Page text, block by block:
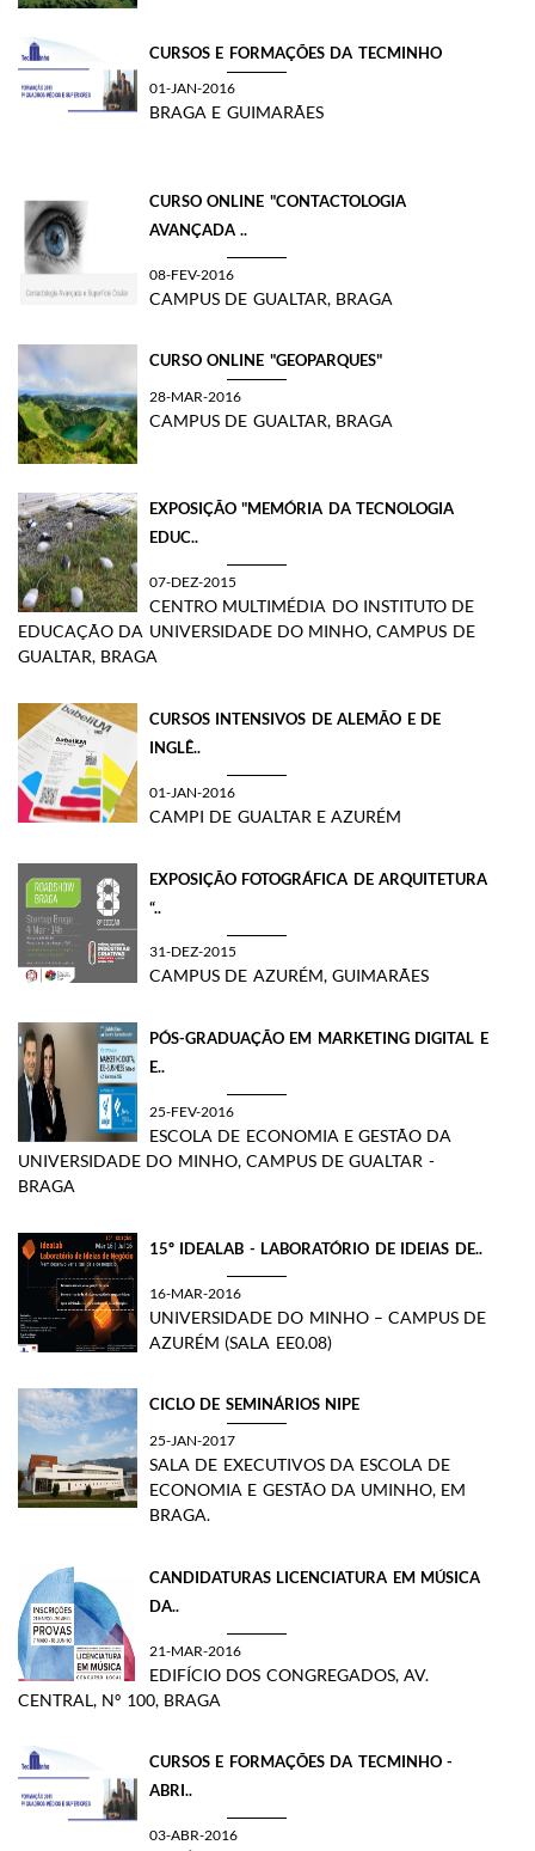
CURSOS E FORMAÇÕES DA TECMINHO
01-JAN-2016
BRAGA E GUIMARÃES
CURSO ONLINE "CONTACTOLOGIA
AVANÇADA ..
08-FEV-2016
CAMPUS DE GUALTAR, BRAGA
CURSO ONLINE "GEOPARQUES"
28-MAR-2016
CAMPUS DE GUALTAR, BRAGA
​EXPOSIÇÃO "MEMÓRIA DA TECNOLOGIA
EDUC..
07-DEZ-2015
CENTRO MULTIMÉDIA DO INSTITUTO DE
EDUCAÇÃO DA UNIVERSIDADE DO MINHO, CAMPUS DE
GUALTAR, BRAGA
CURSOS INTENSIVOS DE ALEMÃO E DE
INGLÊ..
01-JAN-2016
CAMPI DE GUALTAR E AZURÉM
EXPOSIÇÃO FOTOGRÁFICA DE ARQUITETURA
“..
31-DEZ-2015
CAMPUS DE AZURÉM, GUIMARÃES
PÓS-GRADUAÇÃO EM MARKETING DIGITAL E
E..
25-FEV-2016
ESCOLA DE ECONOMIA E GESTÃO DA
UNIVERSIDADE DO MINHO, CAMPUS DE GUALTAR -
BRAGA
15º IDEALAB - LABORATÓRIO DE IDEIAS DE..
16-MAR-2016
UNIVERSIDADE DO MINHO – CAMPUS DE
AZURÉM (SALA EE0.08)
CICLO DE SEMINÁRIOS NIPE
25-JAN-2017
SALA DE EXECUTIVOS DA ESCOLA DE
ECONOMIA E GESTÃO DA UMINHO, EM
BRAGA.​
CANDIDATURAS LICENCIATURA EM MÚSICA
DA..
21-MAR-2016
EDIFÍCIO DOS CONGREGADOS, AV.
CENTRAL, Nº 100, BRAGA
CURSOS E FORMAÇÕES DA TECMINHO​ -
ABRI..
03-ABR-2016